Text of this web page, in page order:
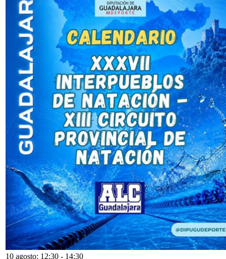
10 agosto: 12:30 - 14:30